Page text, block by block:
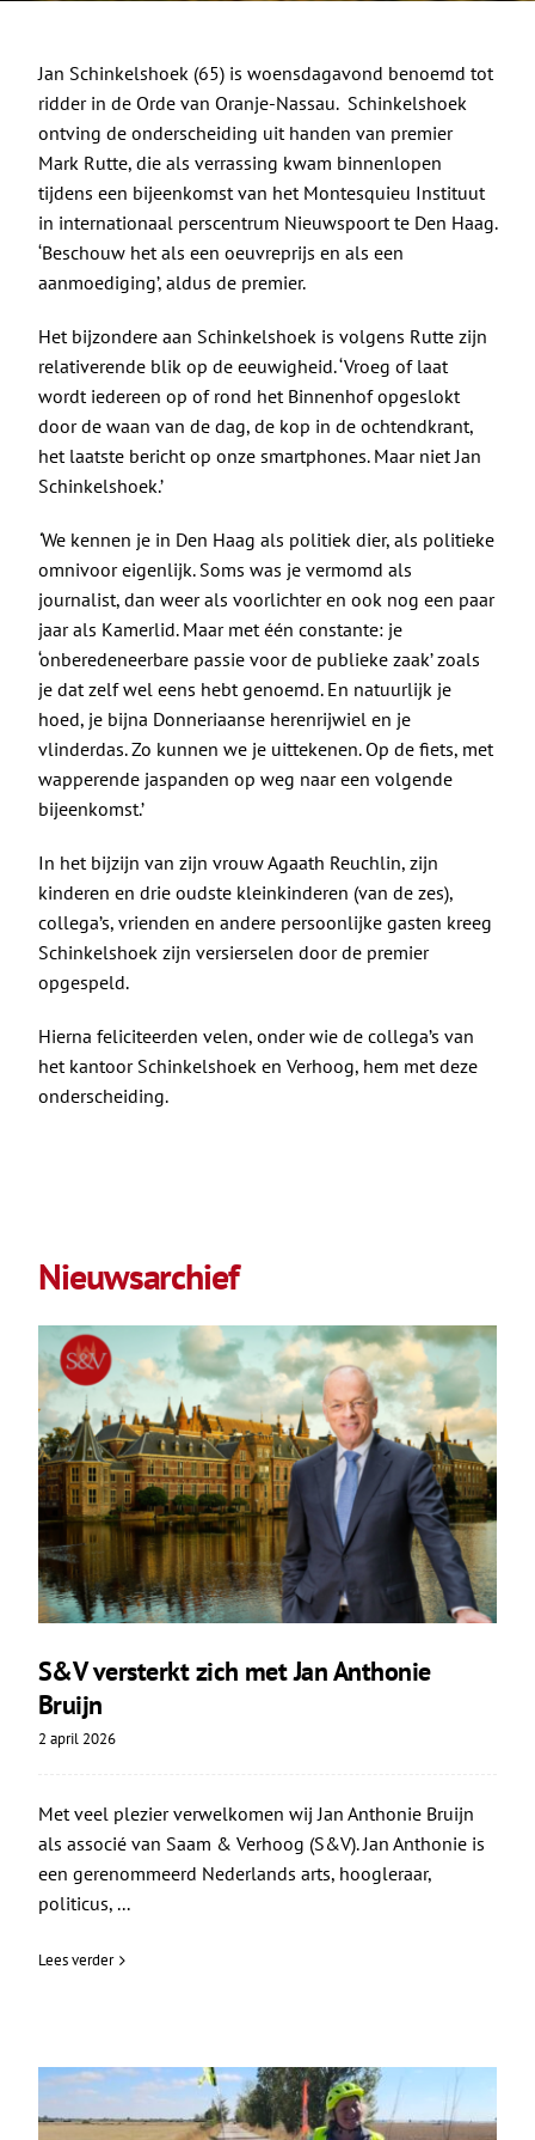
Raadgevers
Actueel
Contact
Jan Schinkelshoek (65) is woensdagavond benoemd tot
ridder in de Orde van Oranje-Nassau. Schinkelshoek
ontving de onderscheiding uit handen van premier
Mark Rutte, die als verrassing kwam binnenlopen
tijdens een bijeenkomst van het Montesquieu Instituut
in internationaal perscentrum Nieuwspoort te Den Haag.
‘Beschouw het als een oeuvreprijs en als een
aanmoediging’, aldus de premier.
Het bijzondere aan Schinkelshoek is volgens Rutte zijn
relativerende blik op de eeuwigheid. ‘Vroeg of laat
wordt iedereen op of rond het Binnenhof opgeslokt
door de waan van de dag, de kop in de ochtendkrant,
het laatste bericht op onze smartphones. Maar niet Jan
Schinkelshoek.’
‘We kennen je in Den Haag als politiek dier, als politieke
omnivoor eigenlijk. Soms was je vermomd als
journalist, dan weer als voorlichter en ook nog een paar
jaar als Kamerlid. Maar met één constante: je
‘onberedeneerbare passie voor de publieke zaak’ zoals
je dat zelf wel eens hebt genoemd. En natuurlijk je
hoed, je bijna Donneriaanse herenrijwiel en je
vlinderdas. Zo kunnen we je uittekenen. Op de fiets, met
wapperende jaspanden op weg naar een volgende
bijeenkomst.’
In het bijzijn van zijn vrouw Agaath Reuchlin, zijn
kinderen en drie oudste kleinkinderen (van de zes),
collega’s, vrienden en andere persoonlijke gasten kreeg
Schinkelshoek zijn versierselen door de premier
opgespeld.
Hierna feliciteerden velen, onder wie de collega’s van
het kantoor Schinkelshoek en Verhoog, hem met deze
onderscheiding.
Nieuwsarchief
S&V versterkt zich met Jan Anthonie
Bruijn
2 april 2026
Met veel plezier verwelkomen wij Jan Anthonie Bruijn
als associé van Saam & Verhoog (S&V). Jan Anthonie is
een gerenommeerd Nederlands arts, hoogleraar,
politicus, ...
Lees verder